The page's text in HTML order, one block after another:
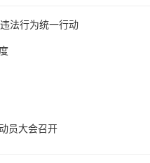
法行为统一行动
员大会召开